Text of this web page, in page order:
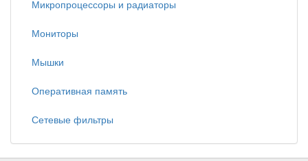
Микропроцессоры и радиаторы
Мониторы
Мышки
Оперативная память
Сетевые фильтры